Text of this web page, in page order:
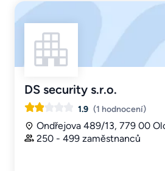
DS security s.r.o.
1.9 (1 hodnocení)
Ondřejova 489/13, 779 00
250 - 499 zaměstnanců